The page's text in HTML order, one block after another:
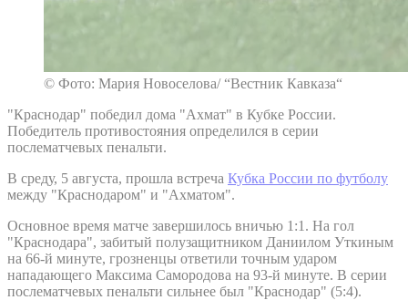
© Фото: Мария Новоселова/ “Вестник Кавказа“
"Краснодар" победил дома "Ахмат" в Кубке России.
Победитель противостояния определился в серии
послематчевых пенальти.
В среду, 5 августа, прошла встреча Кубка России по футболу
между "Краснодаром" и "Ахматом".
Основное время матче завершилось вничью 1:1. На гол
"Краснодара", забитый полузащитником Даниилом Уткиным
на 66-й минуте, грозненцы ответили точным ударом
нападающего Максима Самородова на 93-й минуте. В серии
послематчевых пенальти сильнее был "Краснодар" (5:4).